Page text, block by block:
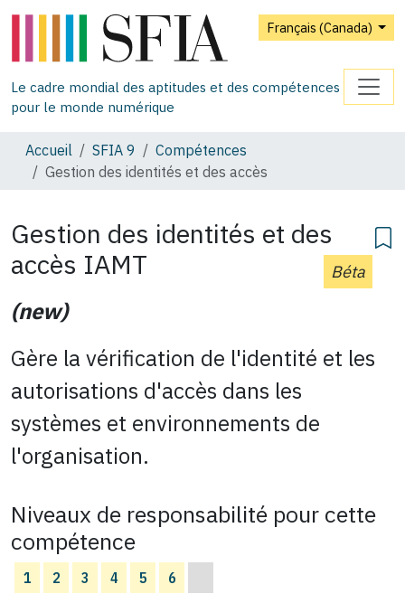
Français (Canada)
Le cadre mondial des aptitudes et des compétences
pour le monde numérique
Accueil SFIA 9
Compétences
Gestion des identités et des accès
Gestion des identités et des
accès IAMT Béta
(new)
Gère la vérification de l'identité et les
autorisations d'accès dans les
systèmes et environnements de
l'organisation.
Niveaux de responsabilité pour cette
compétence
1 2 3 4 5 6